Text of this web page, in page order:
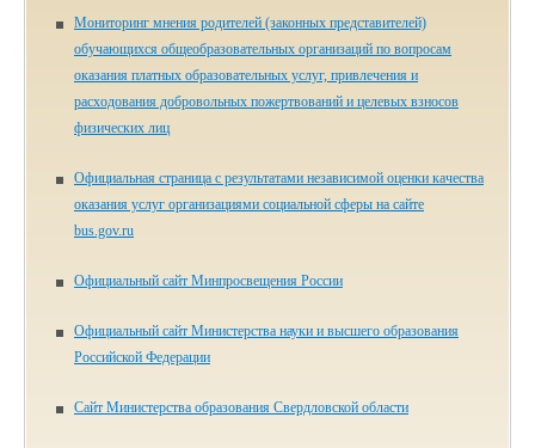
Мониторинг мнения родителей (законных представителей)
обучающихся общеобразовательных организаций по вопросам
оказания платных образовательных услуг, привлечения и
расходования добровольных пожертвований и целевых взносов
физических лиц
Официальная страница с результатами независимой оценки качества
оказания услуг организациями социальной сферы на сайте
bus.gov.ru
Официальный сайт Минпросвещения России
Официальный сайт Министерства науки и высшего образования
Российской Федерации
Сайт Министерства образования Свердловской области